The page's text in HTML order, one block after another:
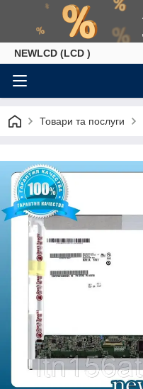
NEWLCD (LCD )
Товари та послуги